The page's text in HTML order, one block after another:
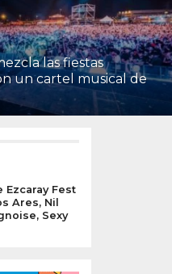
las fiestas
un cartel musical de
Ezcaray Fest
Ares, Nil
Sexy